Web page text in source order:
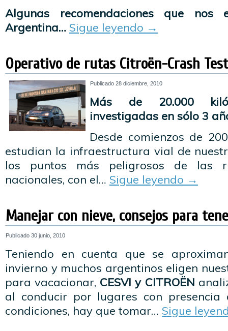
Algunas recomendaciones que nos
Argentina… Sigue leyendo →
Operativo de rutas Citroën-Crash Test
Publicado 28 diciembre, 2010
Más de 20.000
investigadas en sólo 3
Desde comienzos de
estudian la infraestructura vial de
los puntos más peligrosos de las
nacionales, con el… Sigue leyendo →
Manejar con nieve, consejos para
Publicado 30 junio, 2010
Teniendo en cuenta que se
invierno y muchos argentinos eligen
para vacacionar, CESVI y CITROËN
al conducir por lugares con presencia
condiciones, hay que tomar… Sigue